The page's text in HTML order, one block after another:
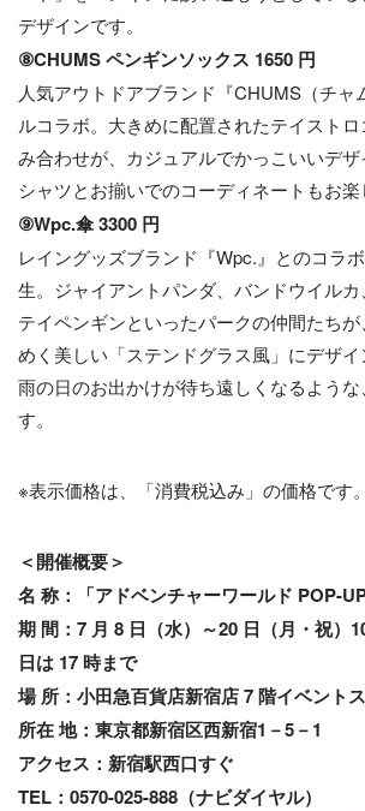
デザインです。
⑧CHUMS ペンギンソックス 1650 円
人気アウトドアブランド『CHUMS（チャ
ルコラボ。大きめに配置されたテイスト
み合わせが、カジュアルでかっこいいデ
シャツとお揃いでのコーディネートもお楽
⑨Wpc.傘 3300 円
レイングッズブランド『Wpc.』とのコラ
生。ジャイアントパンダ、バンドウイル
テイペンギンといったパークの仲間たち
めく美しい「ステンドグラス風」にデザイ
雨の日のお出かけが待ち遠しくなるよう
す。
※表示価格は、「消費税込み」の価格です。
＜開催概要＞
名 称：「アドベンチャーワールド POP-
期 間：7 月 8 日（水）～20 日（月・祝）
日は 17 時まで
場 所：小田急百貨店新宿店 7 階イベント
所在 地：東京都新宿区西新宿1－5－1
アクセス：新宿駅西口すぐ
TEL：0570-025-888（ナビダイヤル）